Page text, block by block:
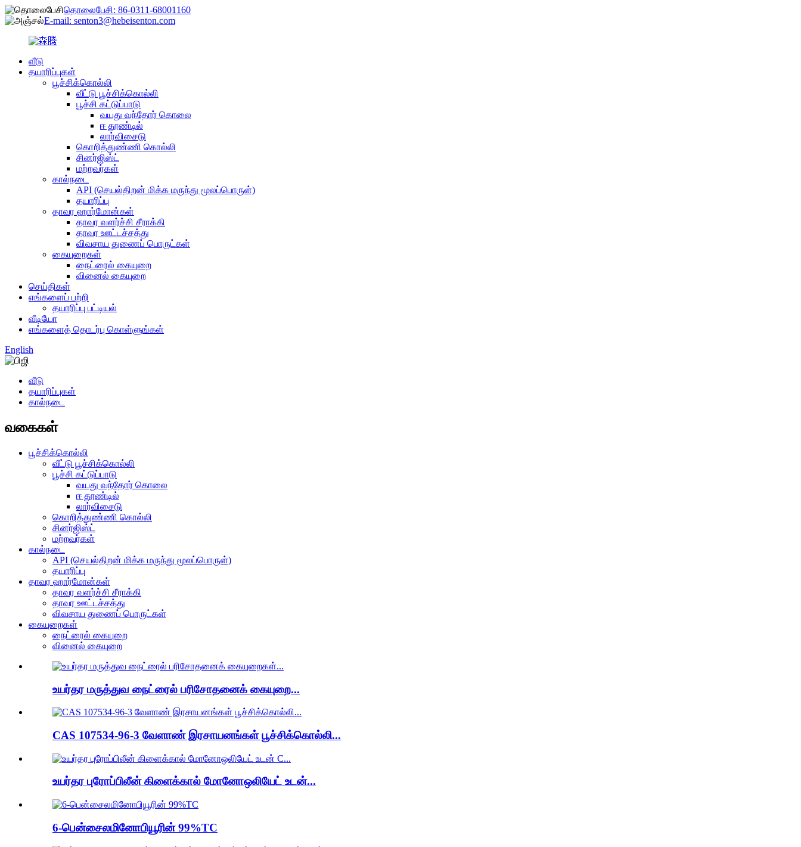
தொலைபேசி: 86-0311-68001160
E-mail: senton3@hebeisenton.com
வீடு
தயாரிப்புகள்
பூச்சிக்கொல்லி
வீட்டு பூச்சிக்கொல்லி
பூச்சி கட்டுப்பாடு
வயது வந்தோர் கொலை
ஈ தூண்டில்
லார்விசைடு
கொறித்துண்ணி கொல்லி
சினர்ஜிஸ்ட்
மற்றவர்கள்
கால்நடை
API (செயல்திறன் மிக்க மருந்து மூலப்பொருள்)
தயாரிப்பு
தாவர ஹார்மோன்கள்
தாவர வளர்ச்சி சீராக்கி
தாவர ஊட்டச்சத்து
விவசாய துணைப் பொருட்கள்
கையுறைகள்
நைட்ரைல் கையுறை
வினைல் கையுறை
செய்திகள்
எங்களைப் பற்றி
தயாரிப்பு பட்டியல்
வீடியோ
எங்களைத் தொடர்பு கொள்ளுங்கள்
English
வீடு
தயாரிப்புகள்
கால்நடை
வகைகள்
பூச்சிக்கொல்லி
வீட்டு பூச்சிக்கொல்லி
பூச்சி கட்டுப்பாடு
வயது வந்தோர் கொலை
ஈ தூண்டில்
லார்விசைடு
கொறித்துண்ணி கொல்லி
சினர்ஜிஸ்ட்
மற்றவர்கள்
கால்நடை
API (செயல்திறன் மிக்க மருந்து மூலப்பொருள்)
தயாரிப்பு
தாவர ஹார்மோன்கள்
தாவர வளர்ச்சி சீராக்கி
தாவர ஊட்டச்சத்து
விவசாய துணைப் பொருட்கள்
கையுறைகள்
நைட்ரைல் கையுறை
வினைல் கையுறை
உயர்தர மருத்துவ நைட்ரைல் பரிசோதனைக் கையுறை...
CAS 107534-96-3 வேளாண் இரசாயனங்கள் பூச்சிக்கொல்லி...
உயர்தர புரோப்பிலீன் கிளைக்கால் மோனோஒலியேட் உடன்...
6-பென்சைலமினோபியூரின் 99%TC